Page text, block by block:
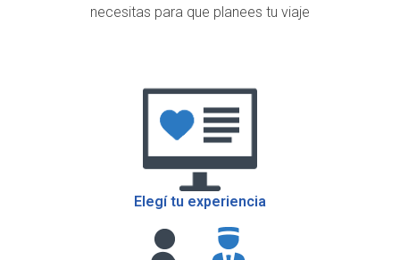
necesitas para que planees tu viaje
Elegí tu experiencia